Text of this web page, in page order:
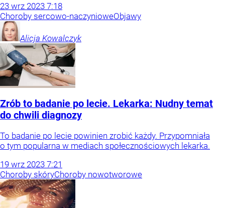
23 wrz 2023 7:18
Choroby sercowo-naczynioweObjawy
Alicja Kowalczyk
Zrób to badanie po lecie. Lekarka: Nudny temat
do chwili diagnozy
To badanie po lecie powinien zrobić każdy. Przypomniała
o tym popularna w mediach społecznościowych lekarka.
19 wrz 2023 7:21
Choroby skóryChoroby nowotworowe